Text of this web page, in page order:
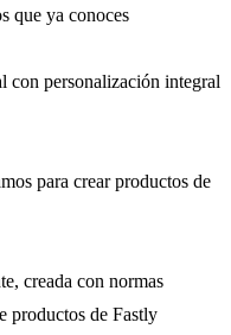
que ya conoces
con personalización integral
para crear productos de
creada con normas
productos de Fastly